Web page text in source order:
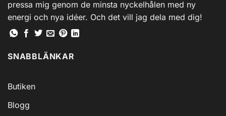
pressa mig genom de minsta nyckelhålen med ny
energi och nya idéer. Och det vill jag dela med dig!
SNABBLÄNKAR
Butiken
Blogg